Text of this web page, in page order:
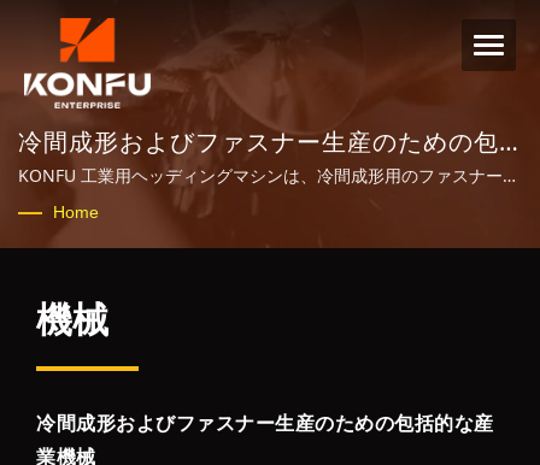
冷間成形およびファスナー生産のための包
括的な産業機械
KONFU 工業用ヘッディングマシンは、冷間成形用のファスナー製
Home
機械
冷間成形およびファスナー生産のための包括的な産
業機械